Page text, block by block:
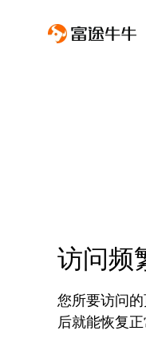
访问频
您所要访问
后就能恢复正